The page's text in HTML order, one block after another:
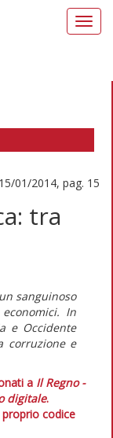
01/2014, pag. 15
tra
sanguinoso
In
e Occidente
corruzione e
a Il Regno -
digitale.
codice